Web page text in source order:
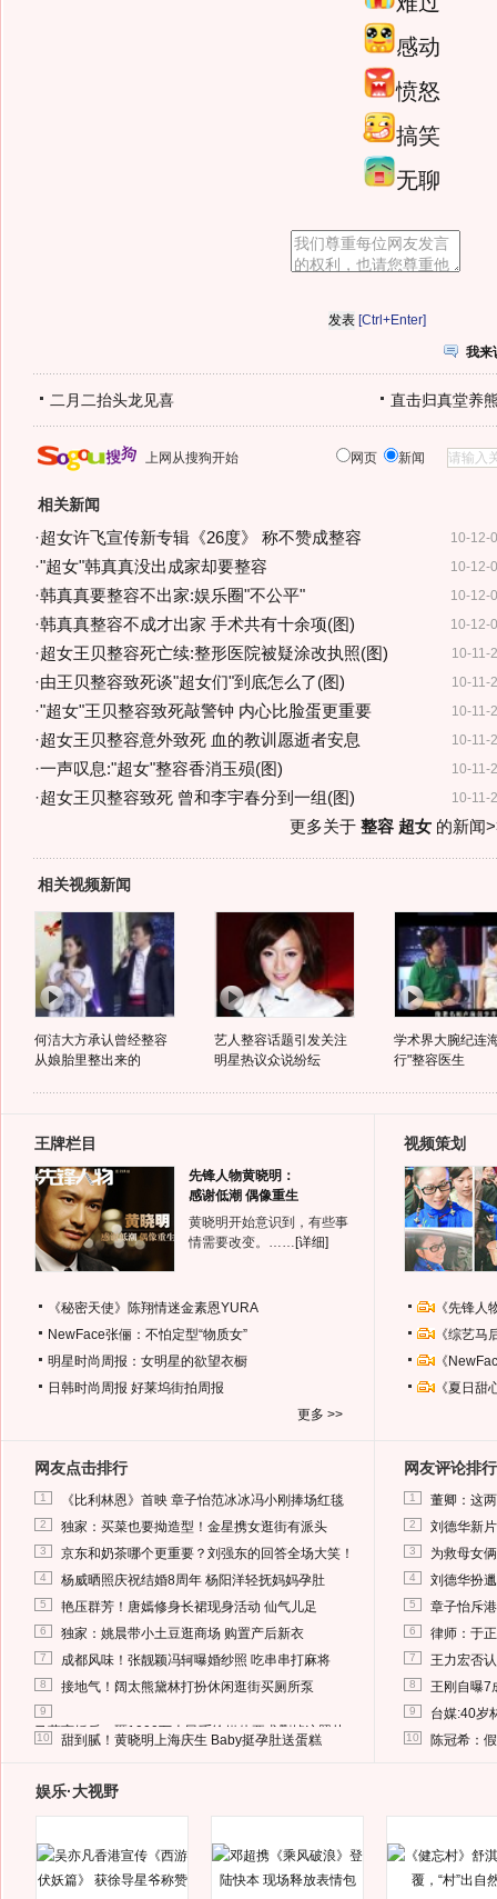
感动
愤怒
搞笑
无聊
[Ctrl+Enter]
我来
二月二抬头龙见喜 直击归真堂养
上网从搜狗开始 网页 新闻
相关新闻
10-12-
·超女许飞宣传新专辑《26度》 称不赞成整容
10-12-
·"超女"韩真真没出成家却要整容
10-12-
·韩真真要整容不出家:娱乐圈"不公平"
10-12-
·韩真真整容不成才出家 手术共有十余项(图)
10-11-
·超女王贝整容死亡续:整形医院被疑涂改执照(图)
10-11-
·由王贝整容致死谈"超女们"到底怎么了(图)
10-11-
·"超女"王贝整容致死敲警钟 内心比脸蛋更重要
10-11-
·超女王贝整容意外致死 血的教训愿逝者安息
10-11-
·一声叹息:"超女"整容香消玉殒(图)
10-11-
·超女王贝整容致死 曾和李宇春分到一组(图)
更多关于 整容 超女的新闻
相关视频新闻
何洁大方承认曾经整容
从娘胎里整出来的
艺人整容话题引发关注
明星热议众说纷纭
学术界大腕纪连
行"整容医生
王牌栏目
先锋人物黄晓明：
感谢低潮 偶像重生
黄晓明开始意识到，有些事
情需要改变。…… [详细]
《秘密天使》陈翔情迷金素恩YURA
NewFace张俪：不怕定型“物质女”
明星时尚周报：女明星的欲望衣橱
日韩时尚周报 好莱坞街拍周报
更多 >>
视频策划
《先锋
《综艺
《
《夏日
网友点击排行
1 《比利林恩》首映 章子怡范冰冰冯小刚捧场红毯
2 独家：买菜也要拗造型！金星携女逛街有派头
3 京东和奶茶哪个更重要？刘强东的回答全场大笑！
4 杨威晒照庆祝结婚8周年 杨阳洋轻抚妈妈孕肚
5 艳压群芳！唐嫣修身长裙现身活动 仙气儿足
6 独家：姚晨带小土豆逛商场 购置产后新衣
7 成都风味！张靓颖冯轲曝婚纱照 吃串串打麻将
8 接地气！阔太熊黛林打扮休闲逛街买厕所泵
9
马蓉离婚后，砸1000万人民币给媒体要求删掉这照片
10 甜到腻！黄晓明上海庆生 Baby挺孕肚送蛋糕
网友评论排行
1 董卿：这
2 刘德华新
3 为救母女
4 刘德华扮
5 章子怡斥
6 律师：于
7 王力宏否
8 王刚自曝7
9 台媒:40岁
10 陈冠希：
娱乐·大视野